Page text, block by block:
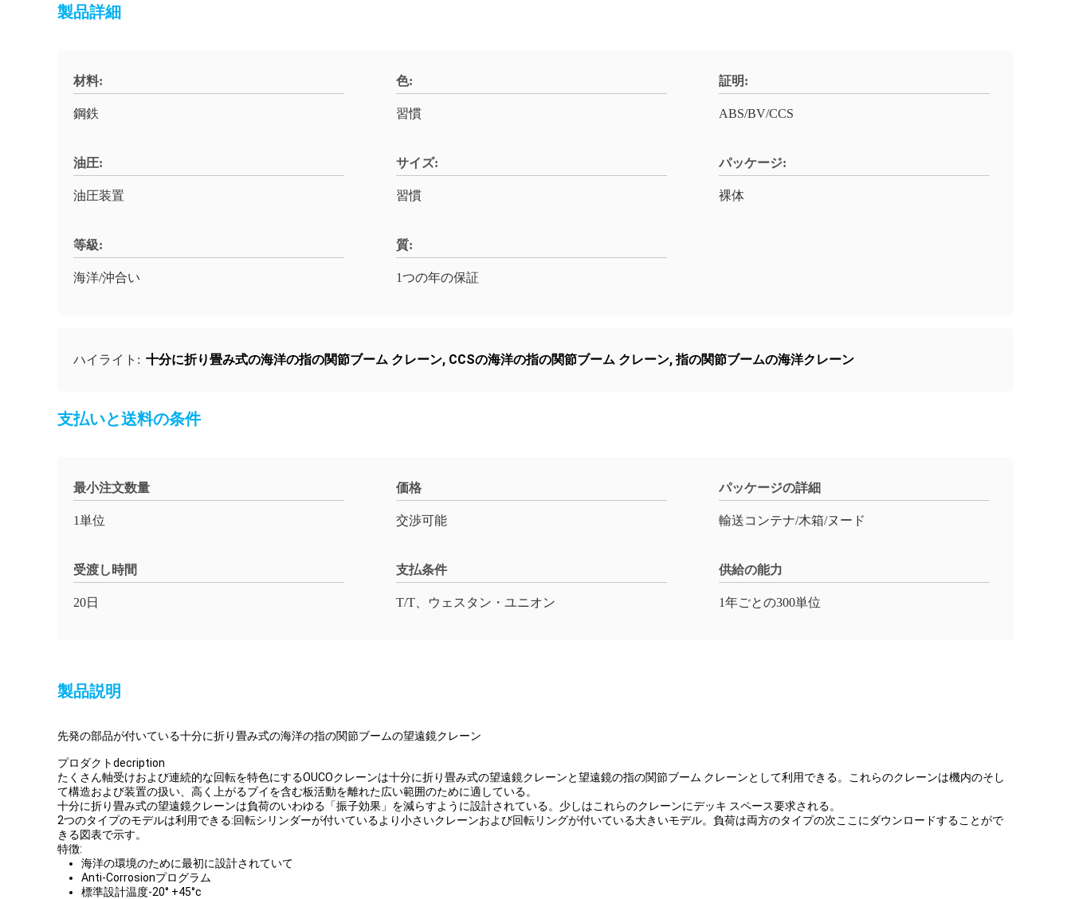
製品詳細
材料:
鋼鉄
色:
習慣
証明:
ABS/BV/CCS
油圧:
油圧装置
サイズ:
習慣
パッケージ:
裸体
等級:
海洋/沖合い
質:
1つの年の保証
ハイライト: 十分に折り畳み式の海洋の指の関節ブーム クレーン, CCSの海洋の指の関節ブーム クレーン,指の関節ブームの海洋クレーン
支払いと送料の条件
最小注文数量
1単位
価格
交渉可能
パッケージの詳細
輸送コンテナ/木箱/ヌード
受渡し時間
20日
支払条件
T/T、ウェスタン・ユニオン
供給の能力
1年ごとの300単位
製品説明
先発の部品が付いている十分に折り畳み式の海洋の指の関節ブームの望遠鏡クレーン
プロダクトdecription
たくさん軸受けおよび連続的な回転を特色にするOUCOクレーンは十分に折り畳み式の望遠鏡クレーンと望遠鏡の指の関節ブーム クレーンとして利用できる。これらのクレーンは機内のそし
て構造および装置の扱い、高く上がるブイを含む板活動を離れた広い範囲のために適している。
十分に折り畳み式の望遠鏡クレーンは負荷のいわゆる「振子効果」を減らすように設計されている。少しはこれらのクレーンにデッキ スペース要求される。
2つのタイプのモデルは利用できる:回転シリンダーが付いているより小さいクレーンおよび回転リングが付いている大きいモデル。負荷は両方のタイプの次ここにダウンロードすることがで
きる図表で示す。
特徴:
海洋の環境のために最初に設計されていて
Anti-Corrosionプログラム
標準設計温度-20° +45°c